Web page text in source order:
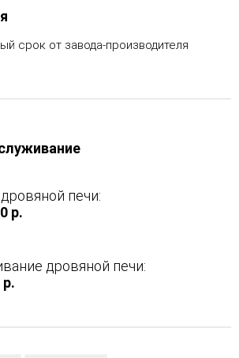
срок от завода-производителя
печи:
р.
дровяной печи: